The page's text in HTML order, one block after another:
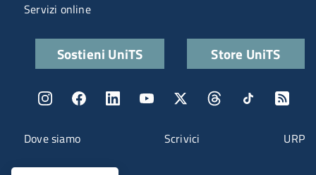
Menu contatti
Dove siamo Scrivici URP
Servizi online
Quick linksSostieni UniTS Store UniTS
Menu social